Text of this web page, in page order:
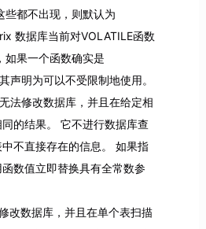
些都不出现，则默认为
数据库当前对VOLATILE函数
如果一个函数确实是
声明为可以不受限制地使用。
法修改数据库，并且在给定相
的结果。 它不进行数据库查
不直接存在的信息。 如果指
数值立即替换具有全常数参
改数据库，并且在单个表扫描